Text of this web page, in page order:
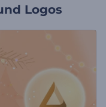
Logos